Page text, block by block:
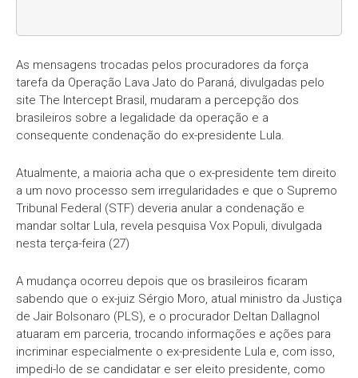
As mensagens trocadas pelos procuradores da força
tarefa da Operação Lava Jato do Paraná, divulgadas pelo
site The Intercept Brasil, mudaram a percepção dos
brasileiros sobre a legalidade da operação e a
consequente condenação do ex-presidente Lula.
Atualmente, a maioria acha que o ex-presidente tem direito
a um novo processo sem irregularidades e que o Supremo
Tribunal Federal (STF) deveria anular a condenação e
mandar soltar Lula, revela pesquisa Vox Populi, divulgada
nesta terça-feira (27)
A mudança ocorreu depois que os brasileiros ficaram
sabendo que o ex-juiz Sérgio Moro, atual ministro da Justiça
de Jair Bolsonaro (PLS), e o procurador Deltan Dallagnol
atuaram em parceria, trocando informações e ações para
incriminar especialmente o ex-presidente Lula e, com isso,
impedi-lo de se candidatar e ser eleito presidente, como